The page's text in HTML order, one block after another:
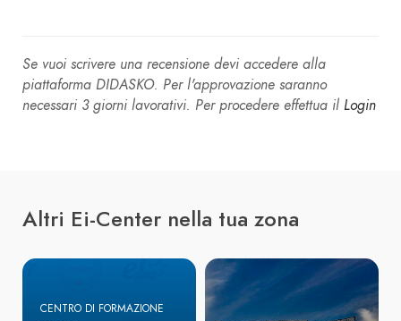
Se vuoi scrivere una recensione devi accedere alla
piattaforma DIDASKO. Per l'approvazione saranno
necessari 3 giorni lavorativi. Per procedere effettua il Login
Altri Ei-Center nella tua zona
CENTRO DI FORMAZIONE